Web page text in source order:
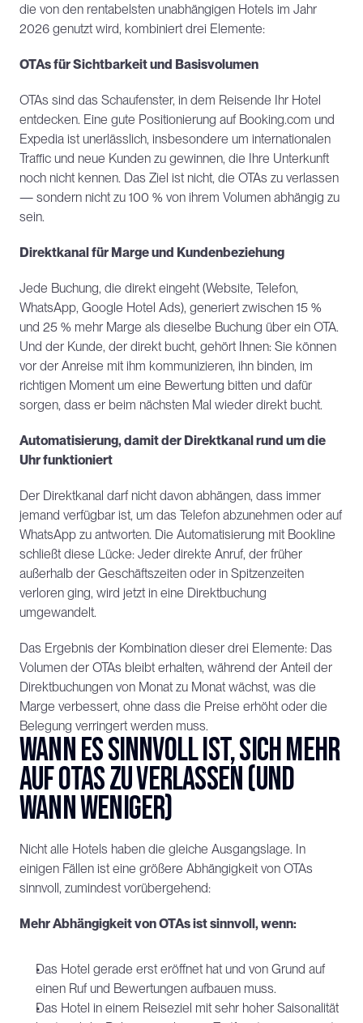
die von den rentabelsten unabhängigen Hotels im Jahr
2026 genutzt wird, kombiniert drei Elemente:
OTAs für Sichtbarkeit und Basisvolumen
OTAs sind das Schaufenster, in dem Reisende Ihr Hotel
entdecken. Eine gute Positionierung auf Booking.com und
Expedia ist unerlässlich, insbesondere um internationalen
Traffic und neue Kunden zu gewinnen, die Ihre Unterkunft
noch nicht kennen. Das Ziel ist nicht, die OTAs zu verlassen
— sondern nicht zu 100 % von ihrem Volumen abhängig zu
sein.
Direktkanal für Marge und Kundenbeziehung
Jede Buchung, die direkt eingeht (Website, Telefon,
WhatsApp, Google Hotel Ads), generiert zwischen 15 %
und 25 % mehr Marge als dieselbe Buchung über ein OTA.
Und der Kunde, der direkt bucht, gehört Ihnen: Sie können
vor der Anreise mit ihm kommunizieren, ihn binden, im
richtigen Moment um eine Bewertung bitten und dafür
sorgen, dass er beim nächsten Mal wieder direkt bucht.
Automatisierung, damit der Direktkanal rund um die
Uhr funktioniert
Der Direktkanal darf nicht davon abhängen, dass immer
jemand verfügbar ist, um das Telefon abzunehmen oder auf
WhatsApp zu antworten. Die Automatisierung mit Bookline
schließt diese Lücke: Jeder direkte Anruf, der früher
außerhalb der Geschäftszeiten oder in Spitzenzeiten
verloren ging, wird jetzt in eine Direktbuchung
umgewandelt.
Das Ergebnis der Kombination dieser drei Elemente: Das
Volumen der OTAs bleibt erhalten, während der Anteil der
Direktbuchungen von Monat zu Monat wächst, was die
Marge verbessert, ohne dass die Preise erhöht oder die
Belegung verringert werden muss.
Wann es sinnvoll ist, sich mehr
auf OTAs zu verlassen (und
wann weniger)
Nicht alle Hotels haben die gleiche Ausgangslage. In
einigen Fällen ist eine größere Abhängigkeit von OTAs
sinnvoll, zumindest vorübergehend:
Mehr Abhängigkeit von OTAs ist sinnvoll, wenn:
Das Hotel gerade erst eröffnet hat und von Grund auf
einen Ruf und Bewertungen aufbauen muss.
Das Hotel in einem Reiseziel mit sehr hoher Saisonalität